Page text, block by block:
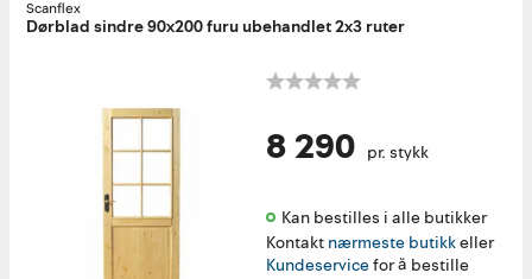
Scanflex
Dørblad sindre 90x200 furu ubehandlet 2x3 ruter
8 290 pr. stykk
Kan bestilles i alle butikker
Kontakt nærmeste butikkeller
Kundeservicefor å bestille